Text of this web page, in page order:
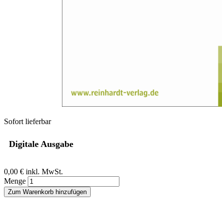
Sofort lieferbar
Digitale Ausgabe
0,00 € inkl. MwSt.
Menge
Zum Warenkorb hinzufügen